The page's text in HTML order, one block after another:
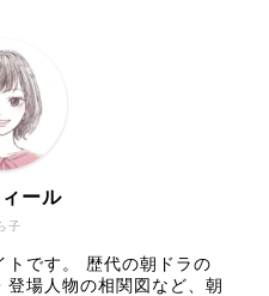
子
ール
トです。 歴代の朝ドラの
場人物の相関図など、朝